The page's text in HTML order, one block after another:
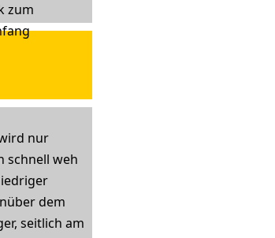
nur
schnell weh
dem
seitlich am